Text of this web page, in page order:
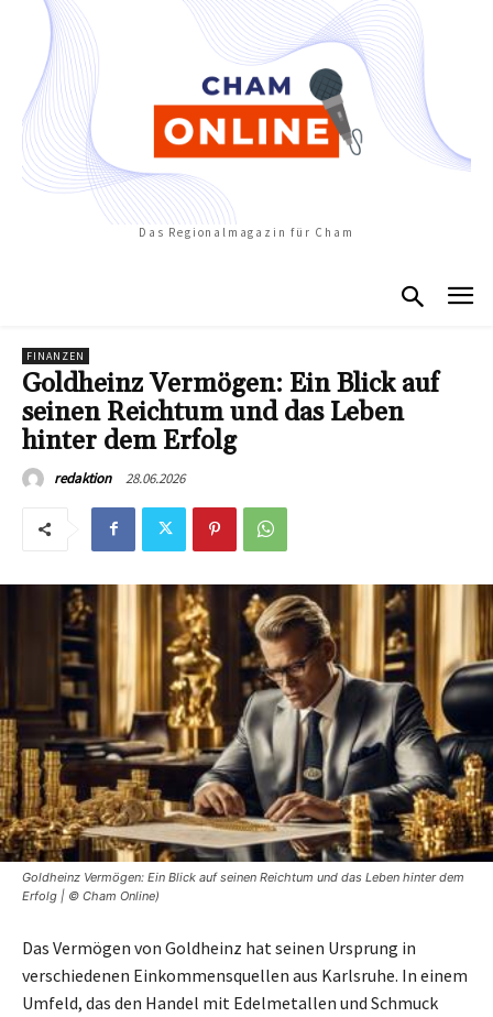
Das Regionalmagazin für Cham
FINANZEN
Goldheinz Vermögen: Ein Blick auf
seinen Reichtum und das Leben
hinter dem Erfolg
redaktion 28.06.2026
Goldheinz Vermögen: Ein Blick auf seinen Reichtum und das Leben hinter dem
Erfolg | © Cham Online)
Das Vermögen von Goldheinz hat seinen Ursprung in
verschiedenen Einkommensquellen aus Karlsruhe. In einem
Umfeld, das den Handel mit Edelmetallen und Schmuck